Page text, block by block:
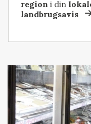
region i din
landbrugsavis